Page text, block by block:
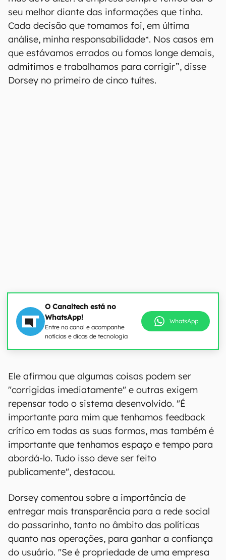
seu melhor diante das informações que tinha.
Cada decisão que tomamos foi, em última
análise, minha responsabilidade*. Nos casos em
que estávamos errados ou fomos longe demais,
admitimos e trabalhamos para corrigir”, disse
Dorsey no primeiro de cinco tuítes.
O Canaltech está no
WhatsApp!
Entre no canal e acompanhe
notícias e dicas de tecnologia
WhatsApp
Ele afirmou que algumas coisas podem ser
"corrigidas imediatamente" e outras exigem
repensar todo o sistema desenvolvido. "É
importante para mim que tenhamos feedback
crítico em todas as suas formas, mas também é
importante que tenhamos espaço e tempo para
abordá-lo. Tudo isso deve ser feito
publicamente", destacou.
Dorsey comentou sobre a importância de
entregar mais transparência para a rede social
do passarinho, tanto no âmbito das políticas
quanto nas operações, para ganhar a confiança
do usuário. "Se é propriedade de uma empresa